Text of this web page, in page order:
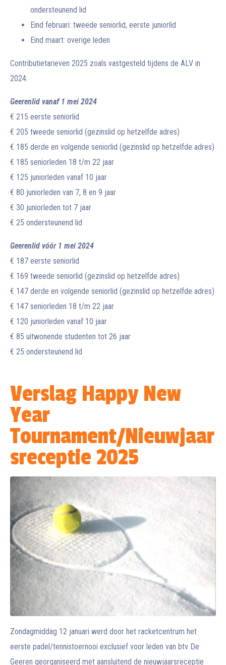
ondersteunend lid
Eind februari: tweede seniorlid, eerste juniorlid
Eind maart: overige leden
Contributietarieven 2025 zoals vastgesteld tijdens de ALV in
2024:
Geerenlid vanaf 1 mei 2024
€ 215 eerste seniorlid
€ 205 tweede seniorlid (gezinslid op hetzelfde adres)
€ 185 derde en volgende seniorlid (gezinslid op hetzelfde adres)
€ 185 seniorleden 18 t/m 22 jaar
€ 125 juniorleden vanaf 10 jaar
€ 80 juniorleden van 7, 8 en 9 jaar
€ 30 juniorleden tot 7 jaar
€ 25 ondersteunend lid
Geerenlid vóór 1 mei 2024
€ 187 eerste seniorlid
€ 169 tweede seniorlid (gezinslid op hetzelfde adres)
€ 147 derde en volgende seniorlid (gezinslid op hetzelfde adres)
€ 147 seniorleden 18 t/m 22 jaar
€ 120 juniorleden vanaf 10 jaar
€ 85 uitwonende studenten tot 26 jaar
€ 25 ondersteunend lid
Verslag Happy New
Year
Tournament/Nieuwjaar
sreceptie 2025
Zondagmiddag 12 januari werd door het racketcentrum het
eerste padel/tennistoernooi exclusief voor leden van btv De
Geeren georganiseerd met aansluitend de nieuwjaarsreceptie